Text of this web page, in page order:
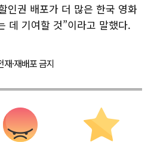
인권 배포가 더 많은 한국 영화
데 기여할 것”이라고 말했다.
·재배포 금지